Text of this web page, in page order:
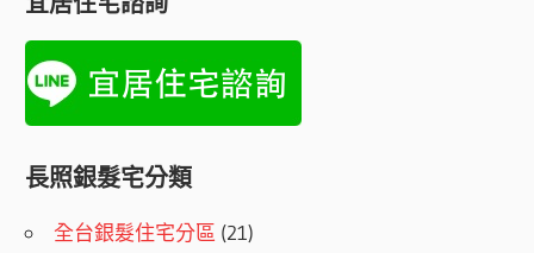
長照銀髮宅分類
全台銀髮住宅分區 (21)